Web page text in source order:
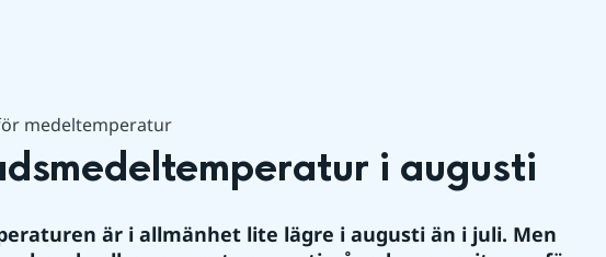
medeltemperatur
i augusti
är i allmänhet lite lägre i augusti än i juli. Men